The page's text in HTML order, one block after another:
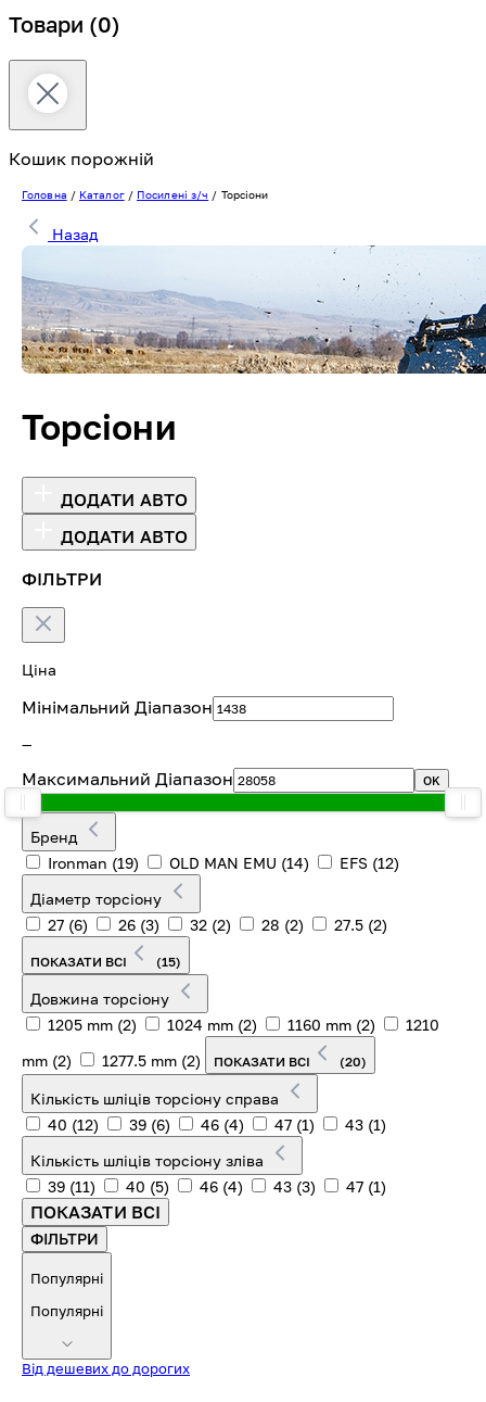
Товари (0)
Кошик порожній
Головна / Каталог/ Посилені з/ч / Торсіони
Назад
Торсіони
ДОДАТИ АВТО
ДОДАТИ АВТО
ФІЛЬТРИ
Ціна
Мінімальний Діапазон
—
Максимальний Діапазон OK
Бренд
Ironman (19) OLD MAN EMU (14) EFS (12)
Діаметр торсіону
27 (6) 26 (3) 32 (2) 28 (2) 27.5 (2)
ПОКАЗАТИ ВСІ (15)
Довжина торсіону
1205 mm (2) 1024 mm (2) 1160 mm (2)
1210
mm (2) 1277.5 mm (2) ПОКАЗАТИ ВСІ (20)
Кількість шліців торсіону справа
40 (12) 39 (6) 46 (4) 47 (1) 43 (1)
Кількість шліців торсіону зліва
39 (11) 40 (5) 46 (4) 43 (3) 47 (1)
ПОКАЗАТИ ВСІ
ФІЛЬТРИ
Популярні
Популярні
Від дешевих до дорогих